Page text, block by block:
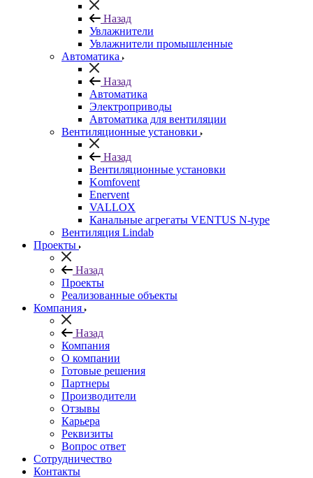
Назад
Увлажнители
Увлажнители промышленные
Автоматика
Назад
Автоматика
Электроприводы
Автоматика для вентиляции
Вентиляционные установки
Назад
Вентиляционные установки
Komfovent
Enervent
VALLOX
Канальные агрегаты VENTUS N-type
Вентиляция Lindab
Проекты
Назад
Проекты
Реализованные объекты
Компания
Назад
Компания
О компании
Готовые решения
Партнеры
Производители
Отзывы
Карьера
Реквизиты
Вопрос ответ
Сотрудничество
Контакты